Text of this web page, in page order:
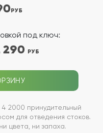
РУБ
под ключ:
290 РУБ
2000 принудительный
для отведения стоков.
цвета, ни запаха.